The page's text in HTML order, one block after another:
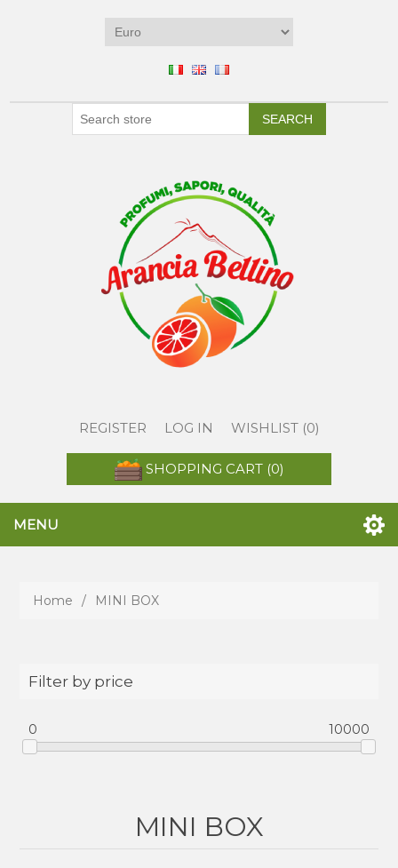
SEARCH
REGISTER LOG IN WISHLIST (0)
SHOPPING CART (0)
MENU
Home / MINI BOX
Filter by price
0 10000
MINI BOX